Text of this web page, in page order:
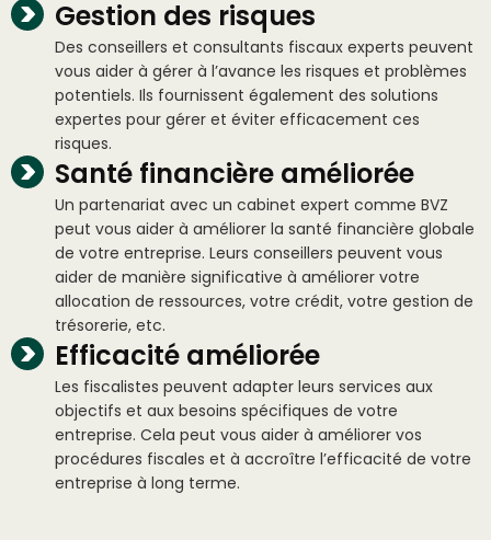
Gestion des risques
Des conseillers et consultants fiscaux experts peuvent
vous aider à gérer à l’avance les risques et problèmes
potentiels. Ils fournissent également des solutions
expertes pour gérer et éviter efficacement ces
risques.
Santé financière améliorée
Un partenariat avec un cabinet expert comme BVZ
peut vous aider à améliorer la santé financière globale
de votre entreprise. Leurs conseillers peuvent vous
aider de manière significative à améliorer votre
allocation de ressources, votre crédit, votre gestion de
trésorerie, etc.
Efficacité améliorée
Les fiscalistes peuvent adapter leurs services aux
objectifs et aux besoins spécifiques de votre
entreprise. Cela peut vous aider à améliorer vos
procédures fiscales et à accroître l’efficacité de votre
entreprise à long terme.